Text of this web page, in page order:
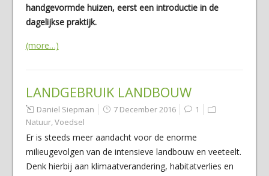
handgevormde huizen, eerst een introductie in de
dagelijkse praktijk.
(more…)
LANDGEBRUIK LANDBOUW
Daniel Siepman 7 December 2016
1
Natuur,Voedsel
Er is steeds meer aandacht voor de enorme
milieugevolgen van de intensieve landbouw en veeteelt.
Denk hierbij aan klimaatverandering, habitatverlies en